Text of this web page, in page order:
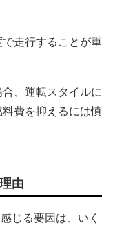
走行することが重
、運転スタイルに
費を抑えるには慎
由
じる要因は、いく